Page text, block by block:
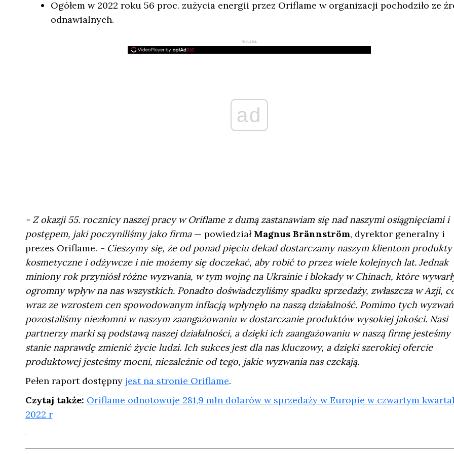
Ogółem w 2022 roku 56 proc. zużycia energii przez Oriflame w organizacji pochodziło ze
odnawialnych.
REKLAMA
ad
- Z okazji 55. rocznicy naszej pracy w Oriflame z dumą zastanawiam się nad naszymi osiągnięciami i
postępem, jaki poczyniliśmy jako firma — powiedział Magnus Brännström, dyrektor generalny i
prezes Oriflame. - Cieszymy się, że od ponad pięciu dekad dostarczamy naszym klientom produkty
kosmetyczne i odżywcze i nie możemy się doczekać, aby robić to przez wiele kolejnych lat. Jednak
miniony rok przyniósł różne wyzwania, w tym wojnę na Ukrainie i blokady w Chinach, które
ogromny wpływ na nas wszystkich. Ponadto doświadczyliśmy spadku sprzedaży, zwłaszcza w Azji,
wraz ze wzrostem cen spowodowanym inflacją wpłynęło na naszą działalność. Pomimo tych wyzwań
pozostaliśmy niezłomni w naszym zaangażowaniu w dostarczanie produktów wysokiej jakości. Nasi
partnerzy marki są podstawą naszej działalności, a dzięki ich zaangażowaniu w naszą firmę jesteśmy
stanie naprawdę zmienić życie ludzi. Ich sukces jest dla nas kluczowy, a dzięki szerokiej ofercie
produktowej jesteśmy mocni, niezależnie od tego, jakie wyzwania nas czekają.
Pełen raport dostępny jest na stronie Oriflame.
Czytaj także: Oriflame odnotowuje 281,9 mln dolarów w sprzedaży w Europie w czwartym
2022 r